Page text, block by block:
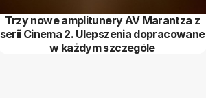
Trzy nowe amplitunery AV Marantza z
serii Cinema 2. Ulepszenia dopracowane
w każdym szczególe